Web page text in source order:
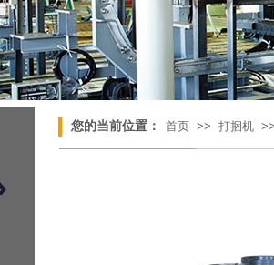
您的当前位置： 首页 >> 打捆机 >>